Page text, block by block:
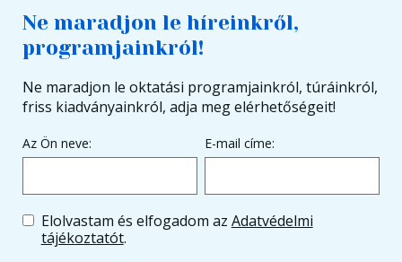
Ne maradjon le híreinkről,
programjainkról!
Ne maradjon le oktatási programjainkról, túráinkról,
friss kiadványainkról, adja meg elérhetőségeit!
Az Ön neve: E-mail címe:
Elolvastam és elfogadom az Adatvédelmi
tájékoztatót.